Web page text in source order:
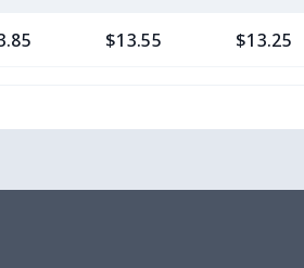
$13.55 $13.25